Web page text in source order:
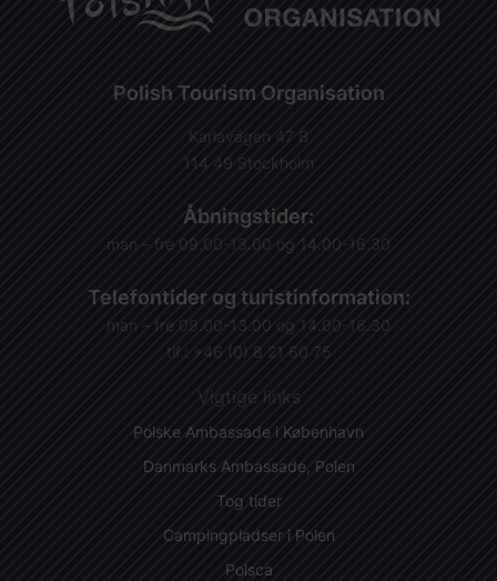
Polish Tourism Organisation
Karlavägen 47 B
114 49 Stockholm
Åbningstider:
man – fre 09.00-13.00 og 14.00-16.30
Telefontider og turistinformation:
man – fre 09.00-13.00 og 14.00-16.30
tlf.: +46 (0) 8 21 60 75
Vigtige links
Polske Ambassade i København
Danmarks Ambassade, Polen
Tog tider
Campingpladser i Polen
Polsca